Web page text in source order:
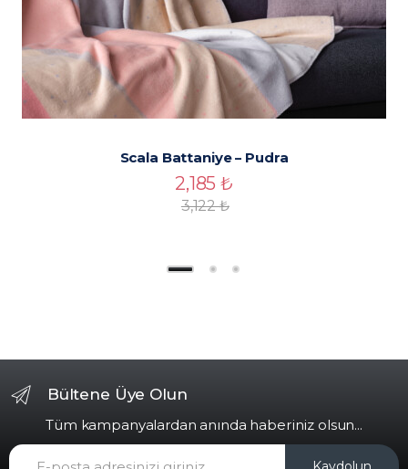
Scala Battaniye – Pudra
2,185₺
3,122₺
Bültene Üye Olun
Tüm kampanyalardan anında haberiniz olsun...